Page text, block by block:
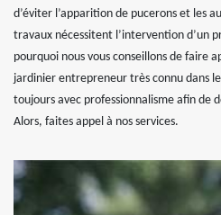
d’éviter l’apparition de pucerons et les
travaux nécessitent l’intervention d’un
pourquoi nous vous conseillons de faire
jardinier entrepreneur très connu dans
toujours avec professionnalisme afin de
Alors, faites appel à nos services.